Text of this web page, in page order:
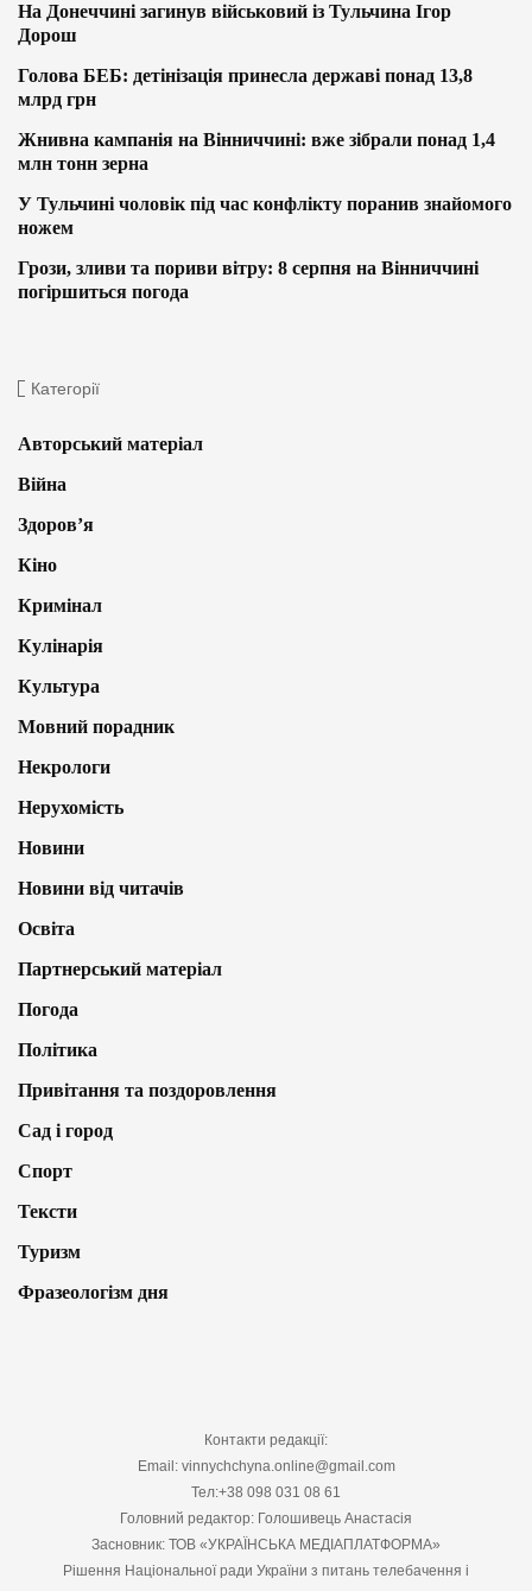
На Донеччині загинув військовий із Тульчина Ігор
Дорош
Голова БЕБ: детінізація принесла державі понад 13,8
млрд грн
Жнивна кампанія на Вінниччині: вже зібрали понад 1,4
млн тонн зерна
У Тульчині чоловік під час конфлікту поранив знайомого
ножем
Грози, зливи та пориви вітру: 8 серпня на Вінниччині
погіршиться погода
Категорії
Авторський матеріал
Війна
Здоров’я
Кіно
Кримінал
Кулінарія
Культура
Мовний порадник
Некрологи
Нерухомість
Новини
Новини від читачів
Освіта
Партнерський матеріал
Погода
Політика
Привітання та поздоровлення
Сад і город
Спорт
Тексти
Туризм
Фразеологізм дня
Контакти редакції:
Email: vinnychchyna.online@gmail.com
Тел:+38 098 031 08 61
Головний редактор: Голошивець Анастасія
Засновник: ТОВ «УКРАЇНСЬКА МЕДІАПЛАТФОРМА»
Рішення Національної ради України з питань телебачення і